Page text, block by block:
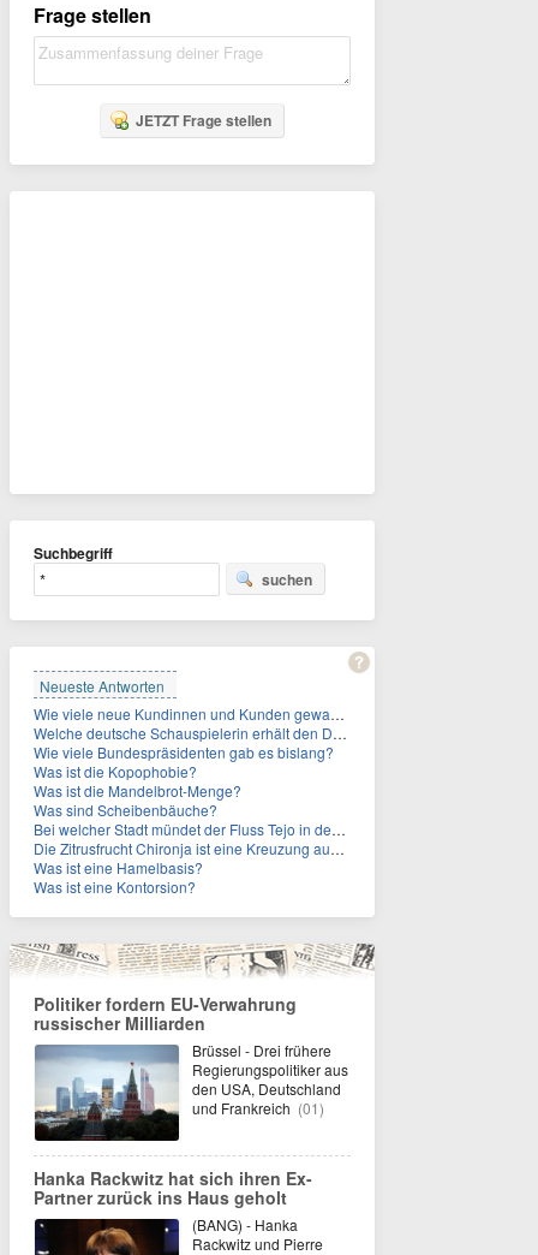
Frage stellen
JETZT Frage stellen
Suchbegriff
suchen
Neueste Antworten
Wie viele neue Kundinnen und Kunden gewann MagentaTV allein durch die WM hinzu?
Welche deutsche Schauspielerin erhält den Deutschen Kulturpolitikpreis?
Wie viele Bundespräsidenten gab es bislang?
Was ist die Kopophobie?
Was ist die Mandelbrot-Menge?
Was sind Scheibenbäuche?
Bei welcher Stadt mündet der Fluss Tejo in den Atlantik?
Die Zitrusfrucht Chironja ist eine Kreuzung aus welchen Früchten?
Was ist eine Hamelbasis?
Was ist eine Kontorsion?
Politiker fordern EU-Verwahrung
russischer Milliarden
Brüssel - Drei frühere
Regierungspolitiker aus
den USA, Deutschland
und Frankreich (01)
Hanka Rackwitz hat sich ihren Ex-
Partner zurück ins Haus geholt
(BANG) - Hanka
Rackwitz und Pierre